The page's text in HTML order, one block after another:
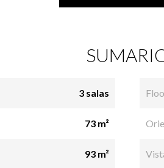
3 salas
73 m²
93 m²